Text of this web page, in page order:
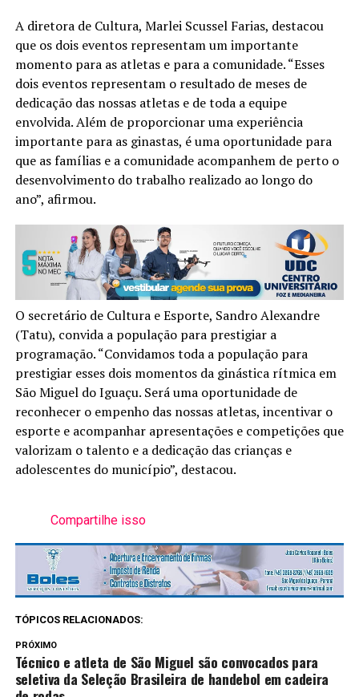
A diretora de Cultura, Marlei Scussel Farias, destacou
que os dois eventos representam um importante
momento para as atletas e para a comunidade. “Esses
dois eventos representam o resultado de meses de
dedicação das nossas atletas e de toda a equipe
envolvida. Além de proporcionar uma experiência
importante para as ginastas, é uma oportunidade para
que as famílias e a comunidade acompanhem de perto o
desenvolvimento do trabalho realizado ao longo do
ano”, afirmou.
O secretário de Cultura e Esporte, Sandro Alexandre
(Tatu), convida a população para prestigiar a
programação. “Convidamos toda a população para
prestigiar esses dois momentos da ginástica rítmica em
São Miguel do Iguaçu. Será uma oportunidade de
reconhecer o empenho das nossas atletas, incentivar o
esporte e acompanhar apresentações e competições que
valorizam o talento e a dedicação das crianças e
adolescentes do município”, destacou.
Compartilhe isso
TÓPICOS RELACIONADOS:
PRÓXIMO
Técnico e atleta de São Miguel são convocados para
seletiva da Seleção Brasileira de handebol em cadeira